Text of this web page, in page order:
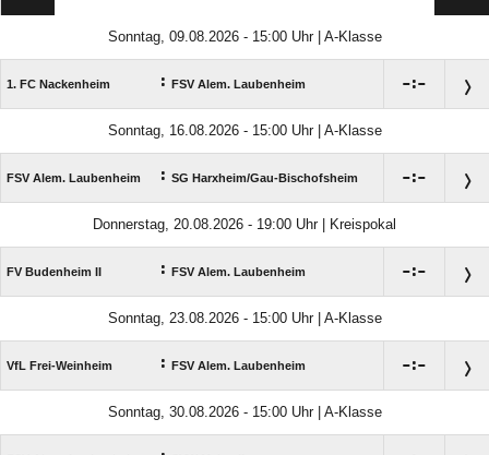
Sonntag, 09.08.2026 - 15:00 Uhr | A-Klasse
1. FC Nackenheim : FSV Alem. Laubenheim :
Sonntag, 16.08.2026 - 15:00 Uhr | A-Klasse
FSV Alem. Laubenheim : SG Harxheim/​Gau-Bischofsheim :
Donnerstag, 20.08.2026 - 19:00 Uhr | Kreispokal
FV Budenheim II : FSV Alem. Laubenheim :
Sonntag, 23.08.2026 - 15:00 Uhr | A-Klasse
VfL Frei-Weinheim : FSV Alem. Laubenheim :
Sonntag, 30.08.2026 - 15:00 Uhr | A-Klasse